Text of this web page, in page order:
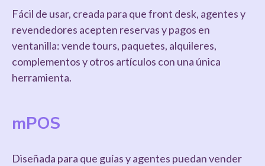
Fácil de usar, creada para que front desk, agentes y
revendedores acepten reservas y pagos en
ventanilla: vende tours, paquetes, alquileres,
complementos y otros artículos con una única
herramienta.
mPOS
Diseñada para que guías y agentes puedan vender